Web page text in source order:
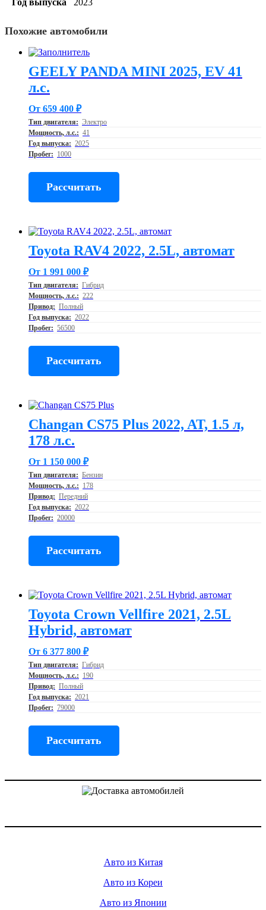
Похожие автомобили
GEELY PANDA MINI 2025, EV 41
л.с.
От 659 400 ₽
Тип двигателя: Электро
Мощность, л.с.: 41
Год выпуска: 2025
Пробег: 1000
Рассчитать
Toyota RAV4 2022, 2.5L, автомат
От 1 991 000 ₽
Тип двигателя: Гибрид
Мощность, л.с.: 222
Привод: Полный
Год выпуска: 2022
Пробег: 56500
Рассчитать
Changan CS75 Plus 2022, AT, 1.5 л,
178 л.с.
От 1 150 000 ₽
Тип двигателя: Бензин
Мощность, л.с.: 178
Привод: Передний
Год выпуска: 2022
Пробег: 20000
Рассчитать
Toyota Crown Vellfire 2021, 2.5L
Hybrid, автомат
От 6 377 800 ₽
Тип двигателя: Гибрид
Мощность, л.с.: 190
Привод: Полный
Год выпуска: 2021
Пробег: 79000
Рассчитать
Авто из Китая
Авто из Кореи
Авто из Японии